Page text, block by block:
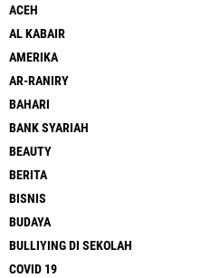
ACEH
AL KABAIR
AMERIKA
AR-RANIRY
BAHARI
BANK SYARIAH
BEAUTY
BERITA
BISNIS
BUDAYA
BULLIYING DI SEKOLAH
COVID 19